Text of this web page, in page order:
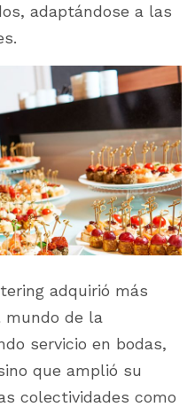
adaptándose a las
adquirió más
mundo de la
servicio en bodas,
que amplió su
colectividades como